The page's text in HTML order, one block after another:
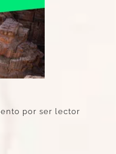
por ser lector